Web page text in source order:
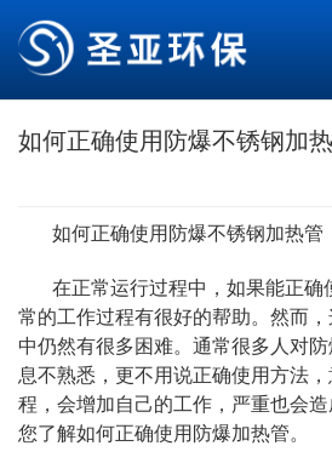
如何正确使用防爆不锈钢加
如何正确使用防爆不锈钢加热管
在正常运行过程中，如果能正确
常的工作过程有很好的帮助。然而
中仍然有很多困难。通常很多人对
息不熟悉，更不用说正确使用方法
程，会增加自己的工作，严重也会
您了解如何正确使用防爆加热管。